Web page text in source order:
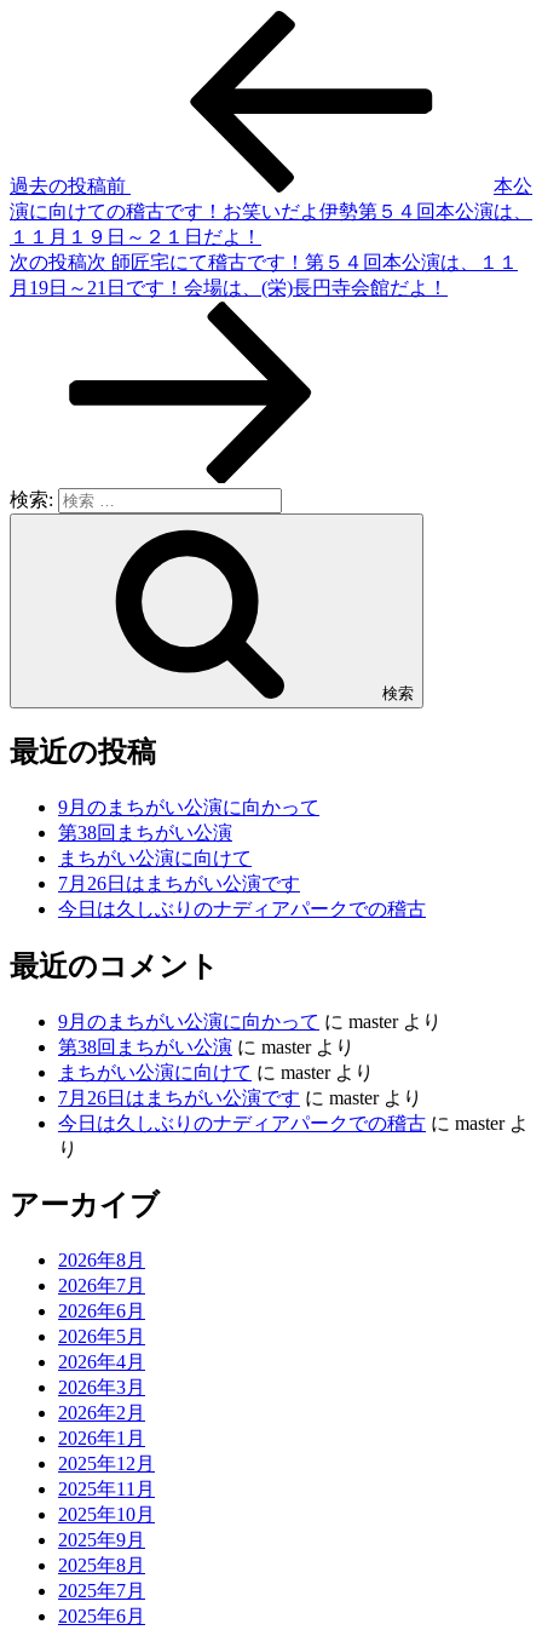
過去の投稿前
本公
演に向けての稽古です！お笑いだよ伊勢第５４回本公演は、
１１月１９日～２１日だよ！
次の投稿次 師匠宅にて稽古です！第５４回本公演は、１１
月19日～21日です！会場は、(栄)長円寺会館だよ！
検索:
検索
最近の投稿
9月のまちがい公演に向かって
第38回まちがい公演
まちがい公演に向けて
7月26日はまちがい公演です
今日は久しぶりのナディアパークでの稽古
最近のコメント
9月のまちがい公演に向かって に masterより
第38回まちがい公演 に masterより
まちがい公演に向けて に masterより
7月26日はまちがい公演です に masterより
今日は久しぶりのナディアパークでの稽古 に masterよ
り
アーカイブ
2026年8月
2026年7月
2026年6月
2026年5月
2026年4月
2026年3月
2026年2月
2026年1月
2025年12月
2025年11月
2025年10月
2025年9月
2025年8月
2025年7月
2025年6月